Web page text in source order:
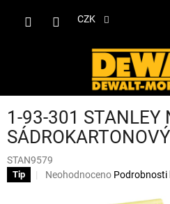
CZK
1-93-301 STANLEY
STAN9579
Tip
Průměrné
Neohodnoceno Podrobnosti